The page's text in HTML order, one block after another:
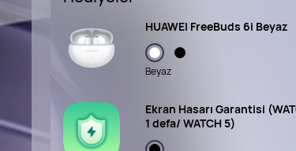
HUAWEI FreeBuds 6i Beyaz
Beyaz
Ekran Hasarı Garantisi
1 defa/ WATCH 5)